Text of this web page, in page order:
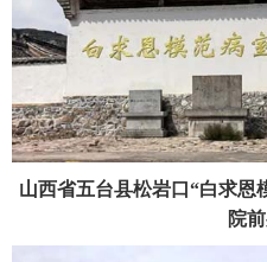
山西省五台县松岩口“白求恩
院前